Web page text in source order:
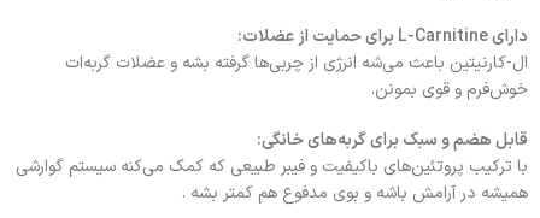
دارای L-Carnitine برای حمایت از عضلات:
ال-کارنیتین باعث می‌شه انرژی از چربی‌ها گرفته بشه و عضلات گربه‌ات
خوش‌فرم و قوی بمونن.
قابل هضم و سبک برای گربه‌های خانگی:
با ترکیب پروتئین‌های باکیفیت و فیبر طبیعی که کمک می‌کنه سیستم گوارشی
همیشه در آرامش باشه و بوی مدفوع هم کمتر بشه .